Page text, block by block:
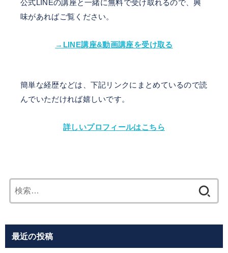
公式LINEの講座と一緒に無料で受け取れるので、興
味があればご覧ください。
→LINE講座&動画講座を受け取る
簡単な経歴などは、下記リンクにまとめているので読
んでいただければ嬉しいです。
詳しいプロフィールはこちら
索:
最近の投稿